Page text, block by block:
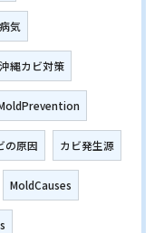
病気
沖縄カビ対策
の原因 カビ発生源
MoldCauses